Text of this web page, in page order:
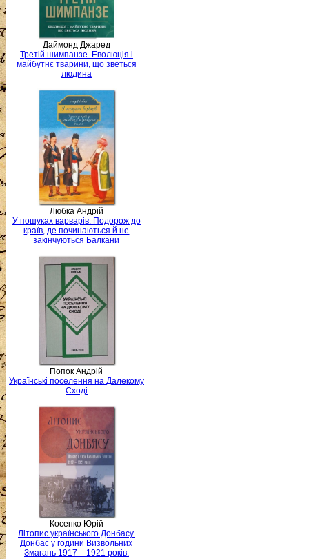
Даймонд Джаред
Третій шимпанзе. Еволюція і
майбутнє тварини, що зветься
людина
Любка Андрій
У пошуках варварів. Подорож до
країв, де починаються й не
закінчуються Балкани
Попок Андрій
Українські поселення на Далекому
Сході
Косенко Юрій
Літопис українського Донбасу.
Донбас у години Визвольних
Змагань 1917 – 1921 років.